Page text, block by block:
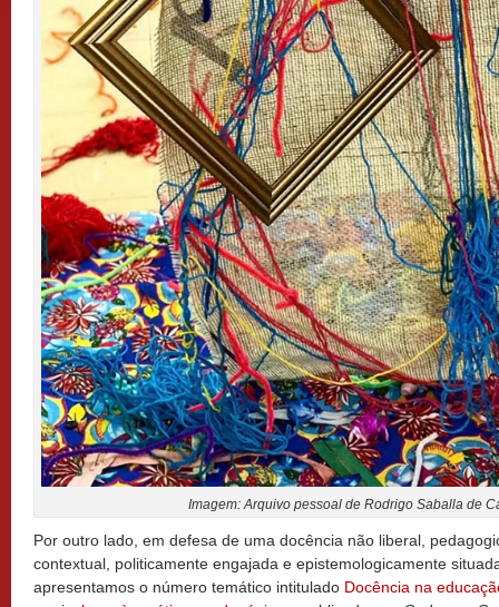
Imagem: Arquivo pessoal de Rodrigo Saballa de
Por outro lado, em defesa de uma docência não liberal,
contextual, politicamente engajada e epistemologicamente
apresentamos o número temático intitulado Docência na